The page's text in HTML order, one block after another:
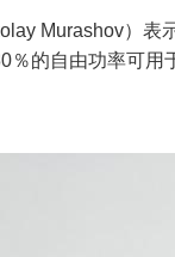
Murashov）表
％的自由功率可用